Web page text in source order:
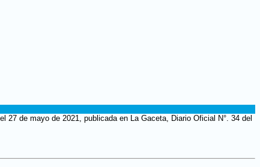
de mayo de 2021, publicada en La Gaceta, Diario Oficial N°. 34 del